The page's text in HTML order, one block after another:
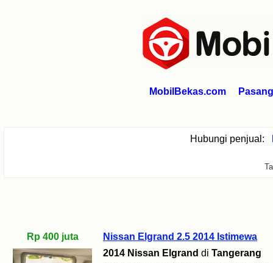
MobilBekas.com
Hubungi penjual:
Rp 400 juta
Nissan Elgrand 2.5 2014 Istimewa
2014 Nissan Elgrand di Tangerang